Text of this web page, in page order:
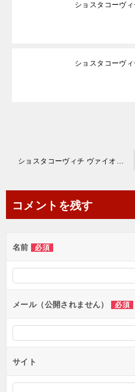
ショスタコーヴ
ショスタコーヴ
ビ
ー
ン
ショスタコーヴィチ ヴァイオリン協奏曲第1番Op.77
コメントを残す
名前 必須
メール（公開されません） 必須
サイト